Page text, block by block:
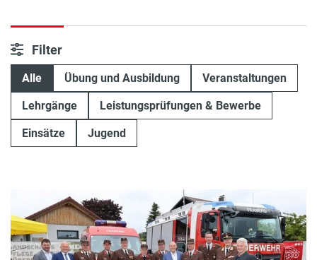
Filter
Alle Übung und Ausbildung Veranstaltungen
Lehrgänge Leistungsprüfungen & Bewerbe
Einsätze Jugend